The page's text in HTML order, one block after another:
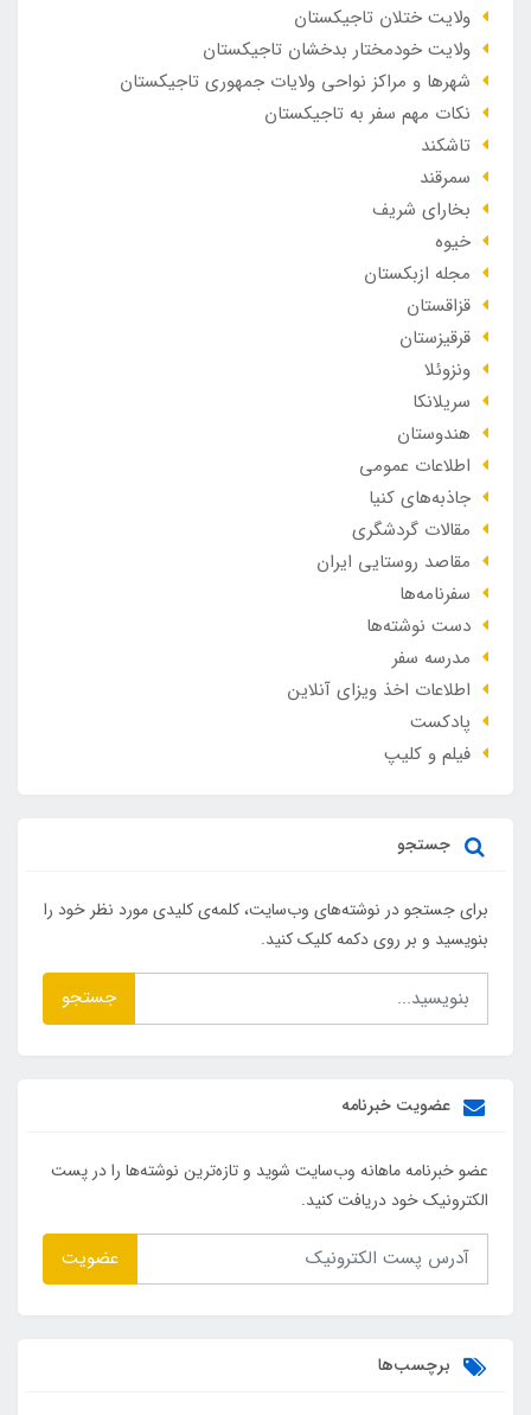
ولایت ختلان تاجیکستان
ولایت خودمختار بدخشان تاجیکستان
شهرها و مراکز نواحی ولایات جمهوری تاجیکستان
نکات مهم سفر به تاجیکستان
تاشکند
سمرقند
بخارای شریف
خیوه
مجله ازبکستان
قزاقستان
قرقیزستان
ونزوئلا
سریلانکا
هندوستان
اطلاعات عمومی
جاذبه‌های کنیا
مقالات گردشگری
مقاصد روستایی ایران
سفرنامه‌ها
دست نوشته‌ها
مدرسه سفر
اطلاعات اخذ ویزای آنلاین
پادکست
فیلم و کلیپ
جستجو
برای جستجو در نوشته‌های وب‌سایت، کلمه‌ی کلیدی مورد نظر خود را
بنویسید و بر روی دکمه کلیک کنید.
جستجو
عضویت خبرنامه
عضو خبرنامه ماهانه وب‌سایت شوید و تازه‌ترین نوشته‌ها را در پست
الکترونیک خود دریافت کنید.
عضویت
برچسب‌ها